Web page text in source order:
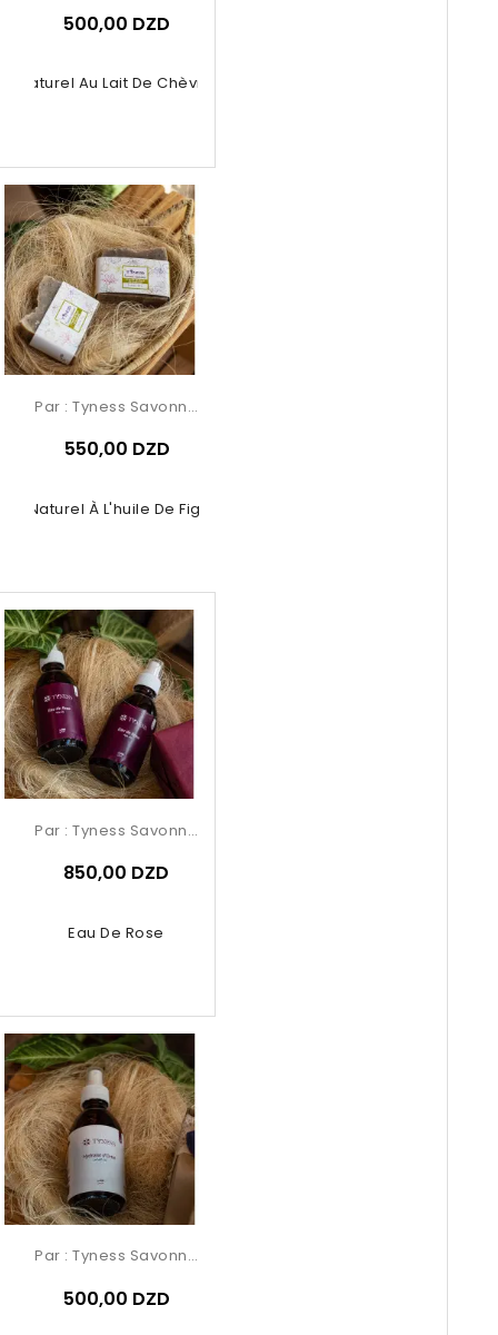
Naturel Au Lait De Chèvre Et Au...
500,00 DZD
Naturel À L'huile De Figue De...
Par : Tyness Savonnerie
550,00 DZD
Eau De Rose
Par : Tyness Savonnerie
850,00 DZD
Par : Tyness Savonnerie
500,00 DZD